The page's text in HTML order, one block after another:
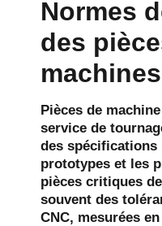
Normes
des
machines
Pièces de machine
service de
des spécifications
prototypes et les
pièces critiques
souvent des
CNC, mesurées